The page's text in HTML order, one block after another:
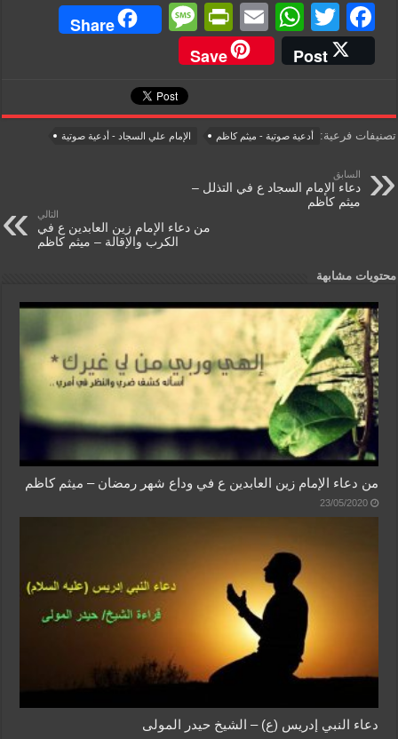
F
a
c
b
o
k
T
wi
tt
W
h
at
A
p
E
m
ail
Pr
in
tF
ri
e
dl
M
a
g
Share
Post
Save
تصنيفات فرعية: أدعية صوتية - ميثم كاظم الإمام علي السجاد - أدعية صوتية
السابق
دعاء الإمام السجاد ع في التذلل –
ميثم كاظم
التالي
من دعاء الإمام زين العابدين ع في
الكرب والإقالة – ميثم كاظم
محتويات مشابهة
من دعاء الإمام زين العابدين ع في وداع شهر رمضان – ميثم كاظم
23/05/2020
دعاء النبي إدريس (ع) – الشيخ حيدر المولى